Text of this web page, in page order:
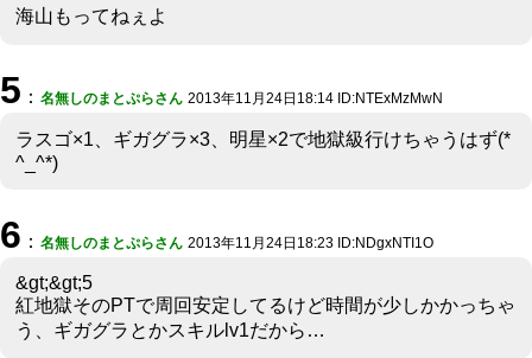
海山もってねぇよ
5 ： 名無しのまとぷらさん 2013年11月24日18:14 ID:NTExMzMwN
ラスゴ×1、ギガグラ×3、明星×2で地獄級行けちゃうはず(*
^_^*)
6 ： 名無しのまとぷらさん 2013年11月24日18:23 ID:NDgxNTI1O
&gt;&gt;5
紅地獄そのPTで周回安定してるけど時間が少しかかっちゃ
う、ギガグラとかスキルlv1だから…